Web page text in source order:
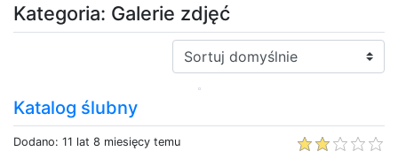
Kategoria: Galerie zdjęć
Sortuj:
Katalog ślubny
Dodano: 11 lat 8 miesięcy temu